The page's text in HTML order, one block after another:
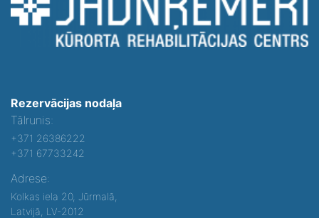
Rezervācijas nodaļa
Tālrunis:
+371 26386222
+371 67733242
Adrese:
Kolkas iela 20, Jūrmalā,
Latvijā, LV-2012